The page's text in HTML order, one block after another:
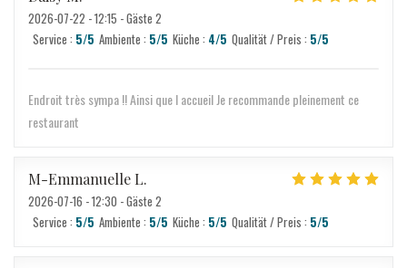
2026-07-22 - 12:15 - Gäste 2
Service : 5/5 Ambiente : 5/5 Küche : 4/5 Qualität / Preis : 5/5
Endroit très sympa !! Ainsi que l accueil Je recommande pleinement ce
restaurant
M-Emmanuelle L
2026-07-16 - 12:30 - Gäste 2
Service : 5/5 Ambiente : 5/5 Küche : 5/5 Qualität / Preis : 5/5